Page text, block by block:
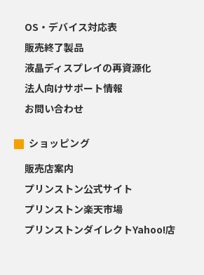
OS・デバイス対応表
販売終了製品
液晶ディスプレイの再資源化
法人向けサポート情報
お問い合わせ
ショッピング
販売店案内
プリンストン公式サイト
プリンストン楽天市場
プリンストンダイレクトYahoo!店